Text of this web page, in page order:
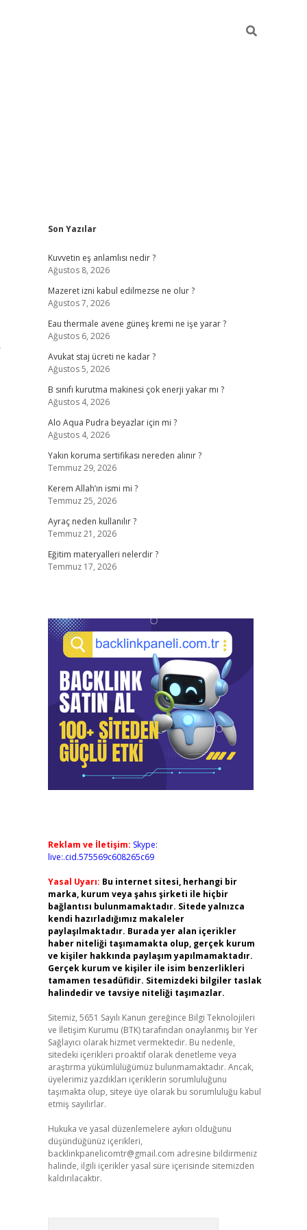
Sidebar
Son Yazılar
Kuvvetin eş anlamlısı nedir ?
Ağustos 8, 2026
Mazeret izni kabul edilmezse ne olur ?
Ağustos 7, 2026
Eau thermale avene güneş kremi ne işe yarar ?
Ağustos 6, 2026
Avukat staj ücreti ne kadar ?
Ağustos 5, 2026
B sınıfı kurutma makinesi çok enerji yakar mı ?
Ağustos 4, 2026
Alo Aqua Pudra beyazlar için mi ?
Ağustos 4, 2026
Yakın koruma sertifikası nereden alınır ?
Temmuz 29, 2026
Kerem Allah’ın ismi mi ?
Temmuz 25, 2026
Ayraç neden kullanılır ?
Temmuz 21, 2026
Eğitim materyalleri nelerdir ?
Temmuz 17, 2026
Reklam ve İletişim: Skype:
live:.cid.575569c608265c69
Yasal Uyarı: Bu internet sitesi, herhangi bir
marka, kurum veya şahıs şirketi ile hiçbir
bağlantısı bulunmamaktadır. Sitede yalnızca
kendi hazırladığımız makaleler
paylaşılmaktadır. Burada yer alan içerikler
haber niteliği taşımamakta olup, gerçek kurum
ve kişiler hakkında paylaşım yapılmamaktadır.
Gerçek kurum ve kişiler ile isim benzerlikleri
tamamen tesadüfidir. Sitemizdeki bilgiler taslak
halindedir ve tavsiye niteliği taşımazlar.
Sitemiz, 5651 Sayılı Kanun gereğince Bilgi Teknolojileri
ve İletişim Kurumu (BTK) tarafından onaylanmış bir Yer
Sağlayıcı olarak hizmet vermektedir. Bu nedenle,
sitedeki içerikleri proaktif olarak denetleme veya
araştırma yükümlülüğümüz bulunmamaktadır. Ancak,
üyelerimiz yazdıkları içeriklerin sorumluluğunu
taşımakta olup, siteye üye olarak bu sorumluluğu kabul
etmiş sayılırlar.
Hukuka ve yasal düzenlemelere aykırı olduğunu
düşündüğünüz içerikleri,
backlinkpanelicomtr@gmail.com adresine bildirmeniz
halinde, ilgili içerikler yasal süre içerisinde sitemizden
kaldırılacaktır.